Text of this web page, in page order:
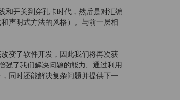
和开关到穿孔卡时代，然后是对汇编
声明式方法的风格）。与前一层相
变了软件开发，因此我们将再次获
强了我们解决问题的能力。通过利用
同时还能解决复杂问题并提供下一